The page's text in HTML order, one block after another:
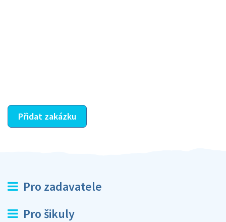
Přidat zakázku
Pro zadavatele
Pro šikuly